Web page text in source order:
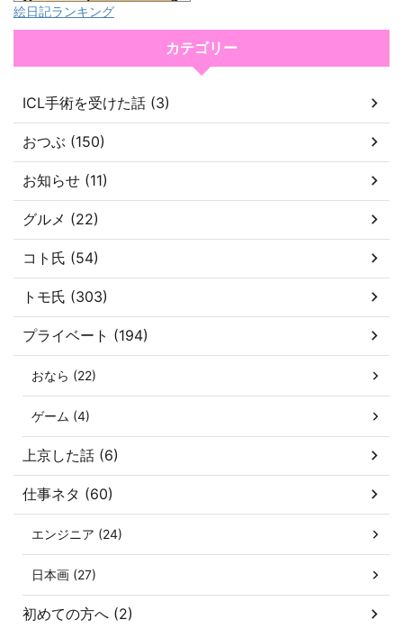
絵日記ランキング
カテゴリー
ICL手術を受けた話 (3)
おつぶ (150)
お知らせ (11)
グルメ (22)
コト氏 (54)
トモ氏 (303)
プライベート (194)
おなら (22)
ゲーム (4)
上京した話 (6)
仕事ネタ (60)
エンジニア (24)
日本画 (27)
初めての方へ (2)